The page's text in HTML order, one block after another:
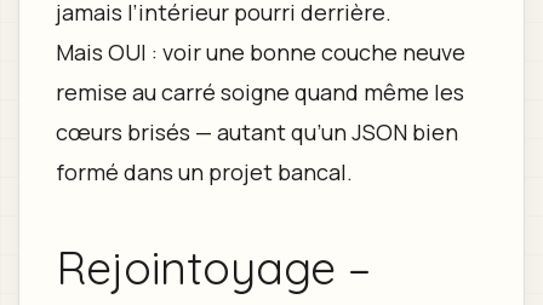
jamais l’intérieur pourri derrière.
Mais OUI : voir une bonne couche neuve
remise au carré soigne quand même les
cœurs brisés — autant qu’un JSON bien
formé dans un projet bancal.
Rejointoyage –